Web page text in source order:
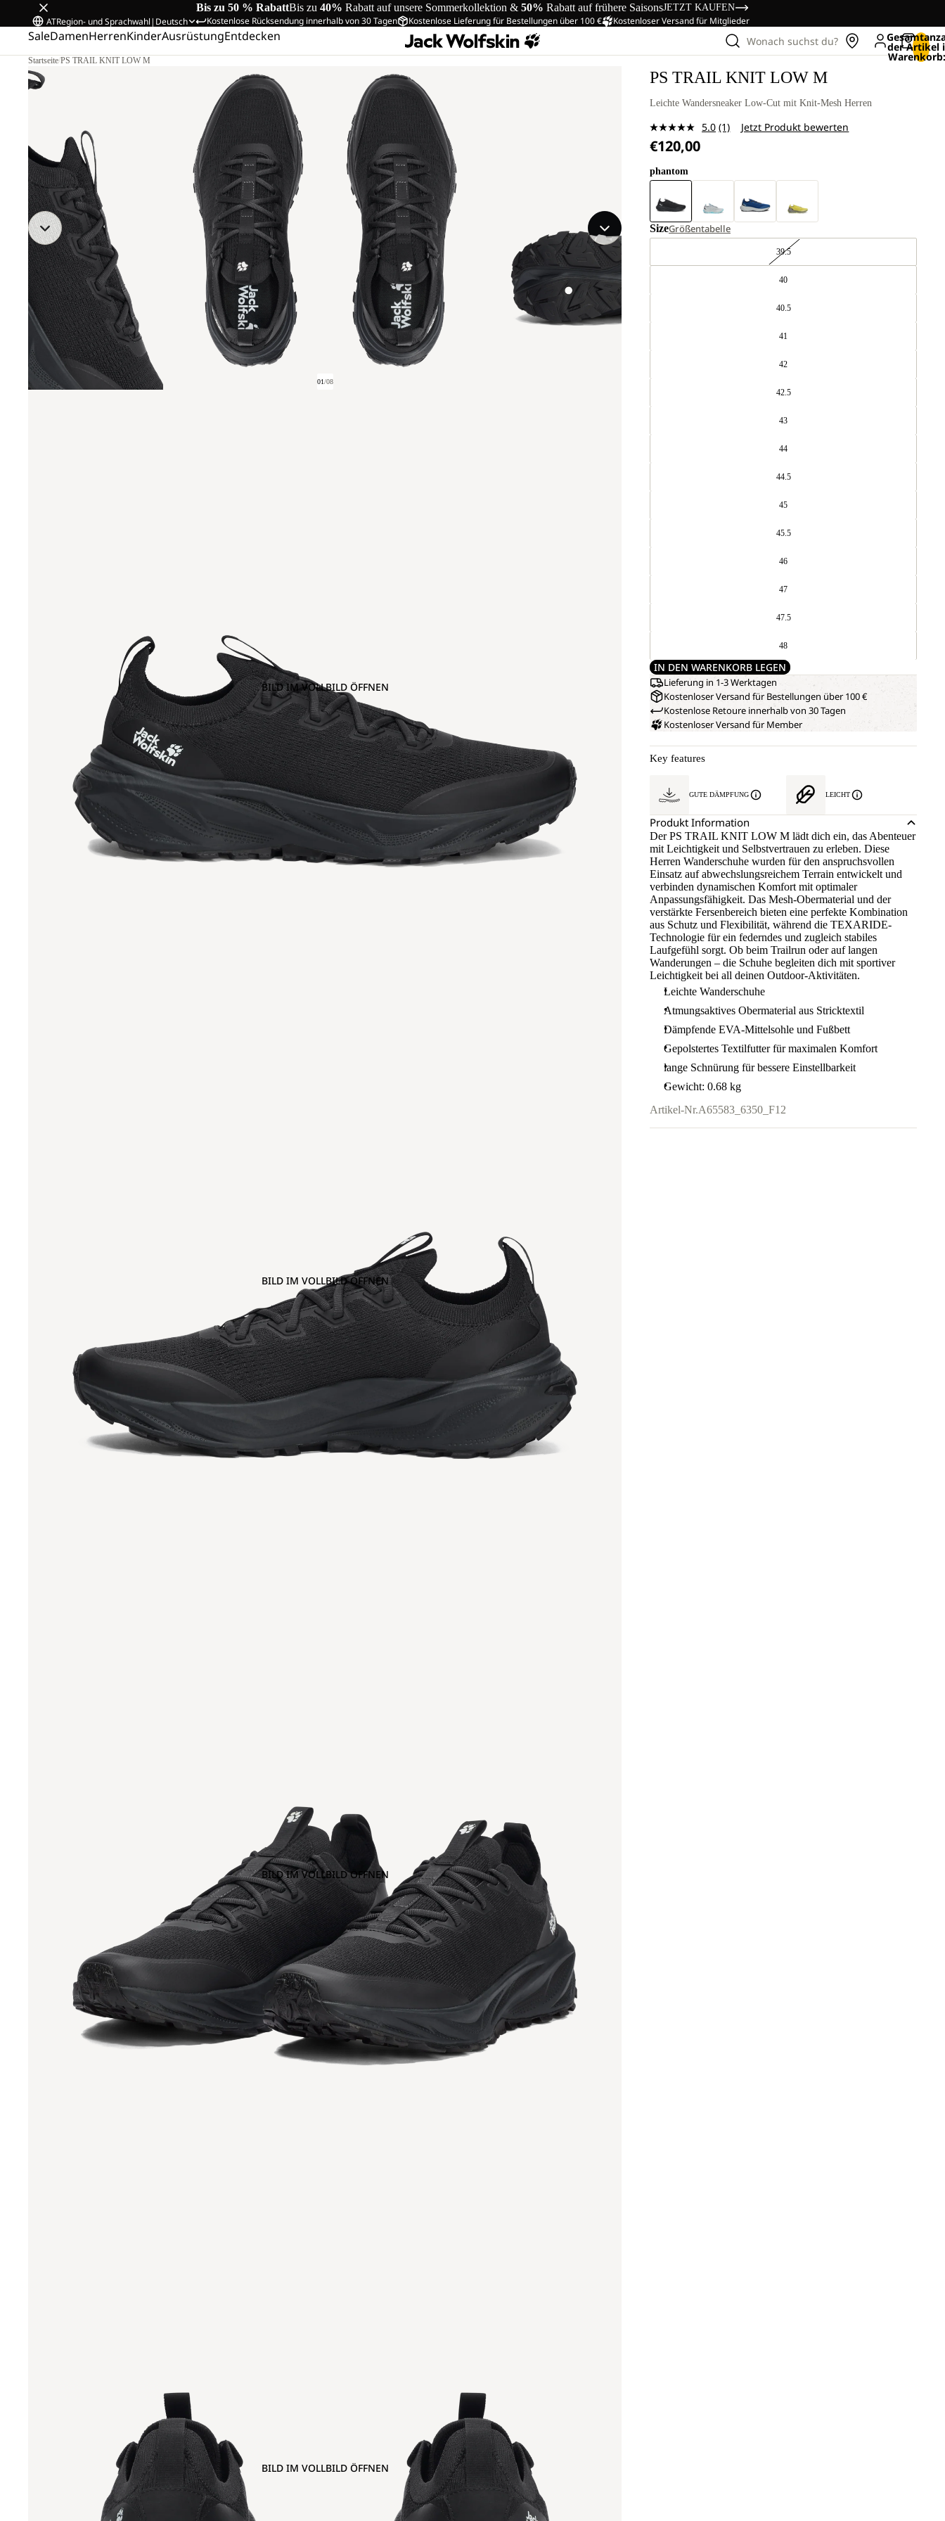
Bis zu 50 % RabattBis zu 40% Rabatt auf unsere Sommerkollektion & 50% Rabatt auf frühere SaisonsJETZT KAUFEN
Kostenlose Rücksendung innerhalb von 30 Tagen Kostenlose Lieferung für Bestellungen über 100 € Kostenloser Versand für Mitglieder
ATRegion- und Sprachwahl| Deutsch
SaleDamenHerrenKinderAusrüstungEntdecken Wonach suchst du? der Artikel
Startseite/PS TRAIL KNIT LOW M
01/08
BILD IM VOLLBILD ÖFFNEN
BILD IM VOLLBILD ÖFFNEN
BILD IM VOLLBILD ÖFFNEN
BILD IM VOLLBILD ÖFFNEN
PS TRAIL KNIT LOW M
Leichte Wandersneaker Low-Cut mit Knit-Mesh Herren
5.0 Bewertung
derselben
(1) Jetzt Produkt bewerten
€120,00
phantom
SizeGrößentabelle
39.5
40
40.5
41
42
42.5
43
44
44.5
45
45.5
46
47
47.5
48
IN DEN WARENKORB LEGEN
Lieferung in 1-3 Werktagen
Kostenloser Versand für Bestellungen über 100 €
Kostenlose Retoure innerhalb von 30 Tagen
Kostenloser Versand für Member
Key features
GUTE DÄMPFUNG LEICHT
Produkt Information
Der PS TRAIL KNIT LOW M lädt dich ein, das Abenteuer
mit Leichtigkeit und Selbstvertrauen zu erleben. Diese
Herren Wanderschuhe wurden für den anspruchsvollen
Einsatz auf abwechslungsreichem Terrain entwickelt und
verbinden dynamischen Komfort mit optimaler
Anpassungsfähigkeit. Das Mesh-Obermaterial und der
verstärkte Fersenbereich bieten eine perfekte Kombination
aus Schutz und Flexibilität, während die TEXARIDE-
Technologie für ein federndes und zugleich stabiles
Laufgefühl sorgt. Ob beim Trailrun oder auf langen
Wanderungen – die Schuhe begleiten dich mit sportiver
Leichtigkeit bei all deinen Outdoor-Aktivitäten.
Leichte Wanderschuhe
Atmungsaktives Obermaterial aus Stricktextil
Dämpfende EVA-Mittelsohle und Fußbett
Gepolstertes Textilfutter für maximalen Komfort
lange Schnürung für bessere Einstellbarkeit
Gewicht: 0.68 kg
Artikel-Nr.A65583_6350_F12